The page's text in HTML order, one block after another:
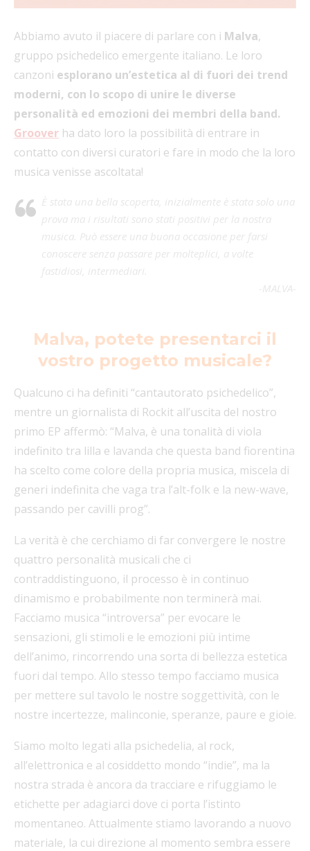
Abbiamo avuto il piacere di parlare con i Malva,
gruppo psichedelico emergente italiano. Le loro
canzoni esplorano un’estetica al di fuori dei trend
moderni, con lo scopo di unire le diverse
personalità ed emozioni dei membri della band.
Groover ha dato loro la possibilità di entrare in
contatto con diversi curatori e fare in modo che la loro
musica venisse ascoltata!
È stata una bella scoperta, inizialmente è stata solo una
prova ma i risultati sono stati positivi per la nostra
musica. Può essere una buona occasione per farsi
conoscere senza passare per molteplici, a volte
fastidiosi, intermediari.
-MALVA-
Malva, potete presentarci il
vostro progetto musicale?
Qualcuno ci ha definiti “cantautorato psichedelico”,
mentre un giornalista di Rockit all’uscita del nostro
primo EP affermò: “Malva, è una tonalità di viola
indefinito tra lilla e lavanda che questa band fiorentina
ha scelto come colore della propria musica, miscela di
generi indefinita che vaga tra l’alt-folk e la new-wave,
passando per cavilli prog”.
La verità è che cerchiamo di far convergere le nostre
quattro personalità musicali che ci
contraddistinguono, il processo è in continuo
dinamismo e probabilmente non terminerà mai.
Facciamo musica “introversa” per evocare le
sensazioni, gli stimoli e le emozioni più intime
dell’animo, rincorrendo una sorta di bellezza estetica
fuori dal tempo. Allo stesso tempo facciamo musica
per mettere sul tavolo le nostre soggettività, con le
nostre incertezze, malinconie, speranze, paure e gioie.
Siamo molto legati alla psichedelia, al rock,
all’elettronica e al cosiddetto mondo “indie”, ma la
nostra strada è ancora da tracciare e rifuggiamo le
etichette per adagiarci dove ci porta l’istinto
momentaneo. Attualmente stiamo lavorando a nuovo
materiale, la cui direzione al momento sembra essere